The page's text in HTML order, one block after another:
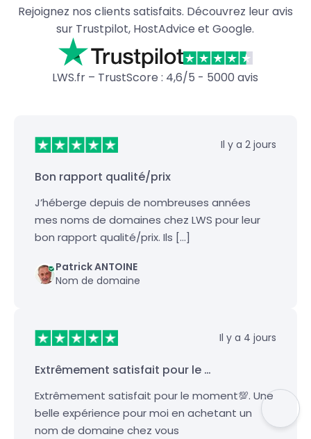
Rejoignez nos clients satisfaits. Découvrez leur avis
sur Trustpilot, HostAdvice et Google.
LWS.fr – TrustScore : 4,6/5 - 5000 avis
Il y a 2 jours
Bon rapport qualité/prix
J’héberge depuis de nombreuses années
mes noms de domaines chez LWS pour leur
bon rapport qualité/prix. Ils […]
Patrick ANTOINE
Nom de domaine
Il y a 4 jours
Extrêmement satisfait pour le …
Extrêmement satisfait pour le moment💯. Une
belle expérience pour moi en achetant un
nom de domaine chez vous